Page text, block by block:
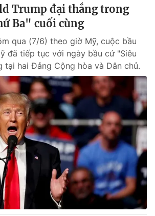
Trump đại thắng trong
Ba" cuối cùng
qua (7/6) theo giờ Mỹ, cuộc bầu
đã tiếp tục với ngày bầu cử "Siêu
tại hai Đảng Cộng hòa và Dân chủ.